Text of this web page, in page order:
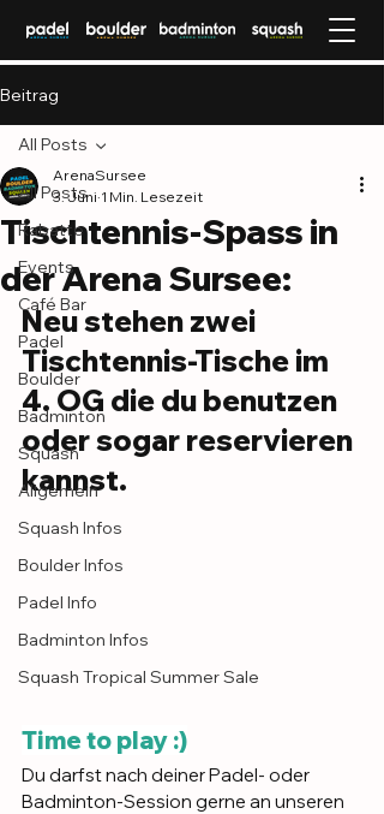
Beitrag
All Posts
Rabatte
Events
Café Bar
Padel
Boulder
Badminton
Squash
Allgemein
Squash Infos
Boulder Infos
Padel Info
Badminton Infos
Squash Tropical Summer Sale
All Posts
Tischtennis-Spass in
der Arena Sursee:
ArenaSursee
3. Juni 1 Min. Lesezeit
Neu stehen zwei
Tischtennis-Tische im
4. OG die du benutzen
oder sogar reservieren
kannst.
Time to play :)
Du darfst nach deiner Padel- oder
Badminton-Session gerne an unseren